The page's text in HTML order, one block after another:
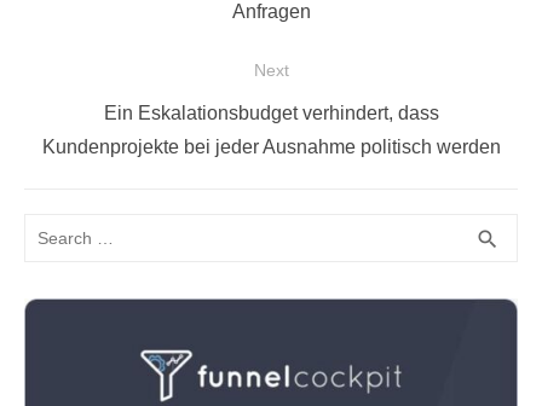
Anfragen
Next
post:
Ein Eskalationsbudget verhindert, dass
Kundenprojekte bei jeder Ausnahme politisch werden
search